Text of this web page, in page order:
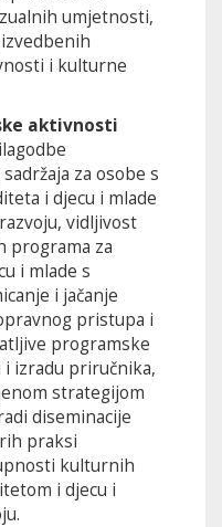
umjetnosti,
i kulturne
aktivnosti
za osobe s
i djecu i mlade
vidljivost
programa za
i mlade s
i jačanje
pristupa i
programske
izradu priručnika,
strategijom
diseminacije
praksi
kulturnih
i djecu i